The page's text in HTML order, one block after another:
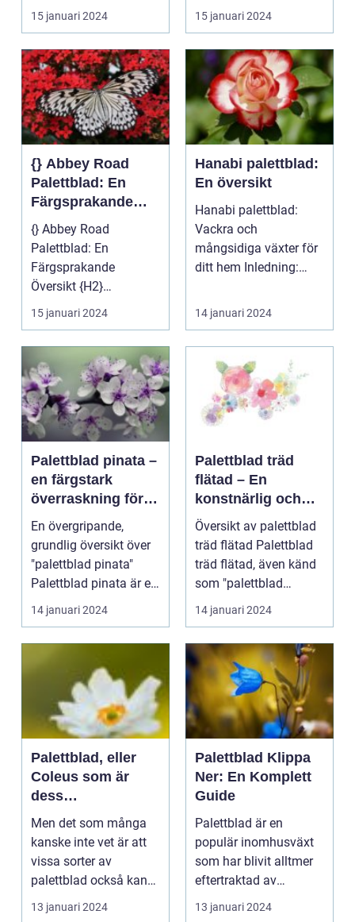
canina, är en populär...
15 januari 2024 Palettblad Twist and...
15 januari 2024
{} Abbey Road
Palettblad: En
Färgsprakande
Översikt
{} Abbey Road
Palettblad: En
Färgsprakande
Översikt {H2}
Introduktion till Abbey
15 januari 2024
Hanabi palettblad:
En översikt
Hanabi palettblad:
Vackra och
mångsidiga växter för
ditt hem Inledning:
(Canna in...
14 januari 2024
Palettblad pinata –
en färgstark
överraskning för
din trädgård
En övergripande,
grundlig översikt över
"palettblad pinata"
Palettblad pinata är en
unik och färgst...
14 januari 2024
Palettblad träd
flätad – En
konstnärlig och
vacker form av
trädgårdsdesign
Översikt av palettblad
träd flätad Palettblad
träd flätad, även känd
som "palettblad
trädskulptur" ...
14 januari 2024
Palettblad, eller
Coleus som är
dess
vetenskapliga
namn, är en
populär växt som
växer i trädgårdar
och inomhus, och
som är känd för
Men det som många
kanske inte vet är att
vissa sorter av
palettblad också kan
producera blommor. I
d...
13 januari 2024
Palettblad Klippa
Ner: En Komplett
Guide
Palettblad är en
populär inomhusväxt
som har blivit alltmer
eftertraktad av
trädgårdsentusiaster.
En...
13 januari 2024